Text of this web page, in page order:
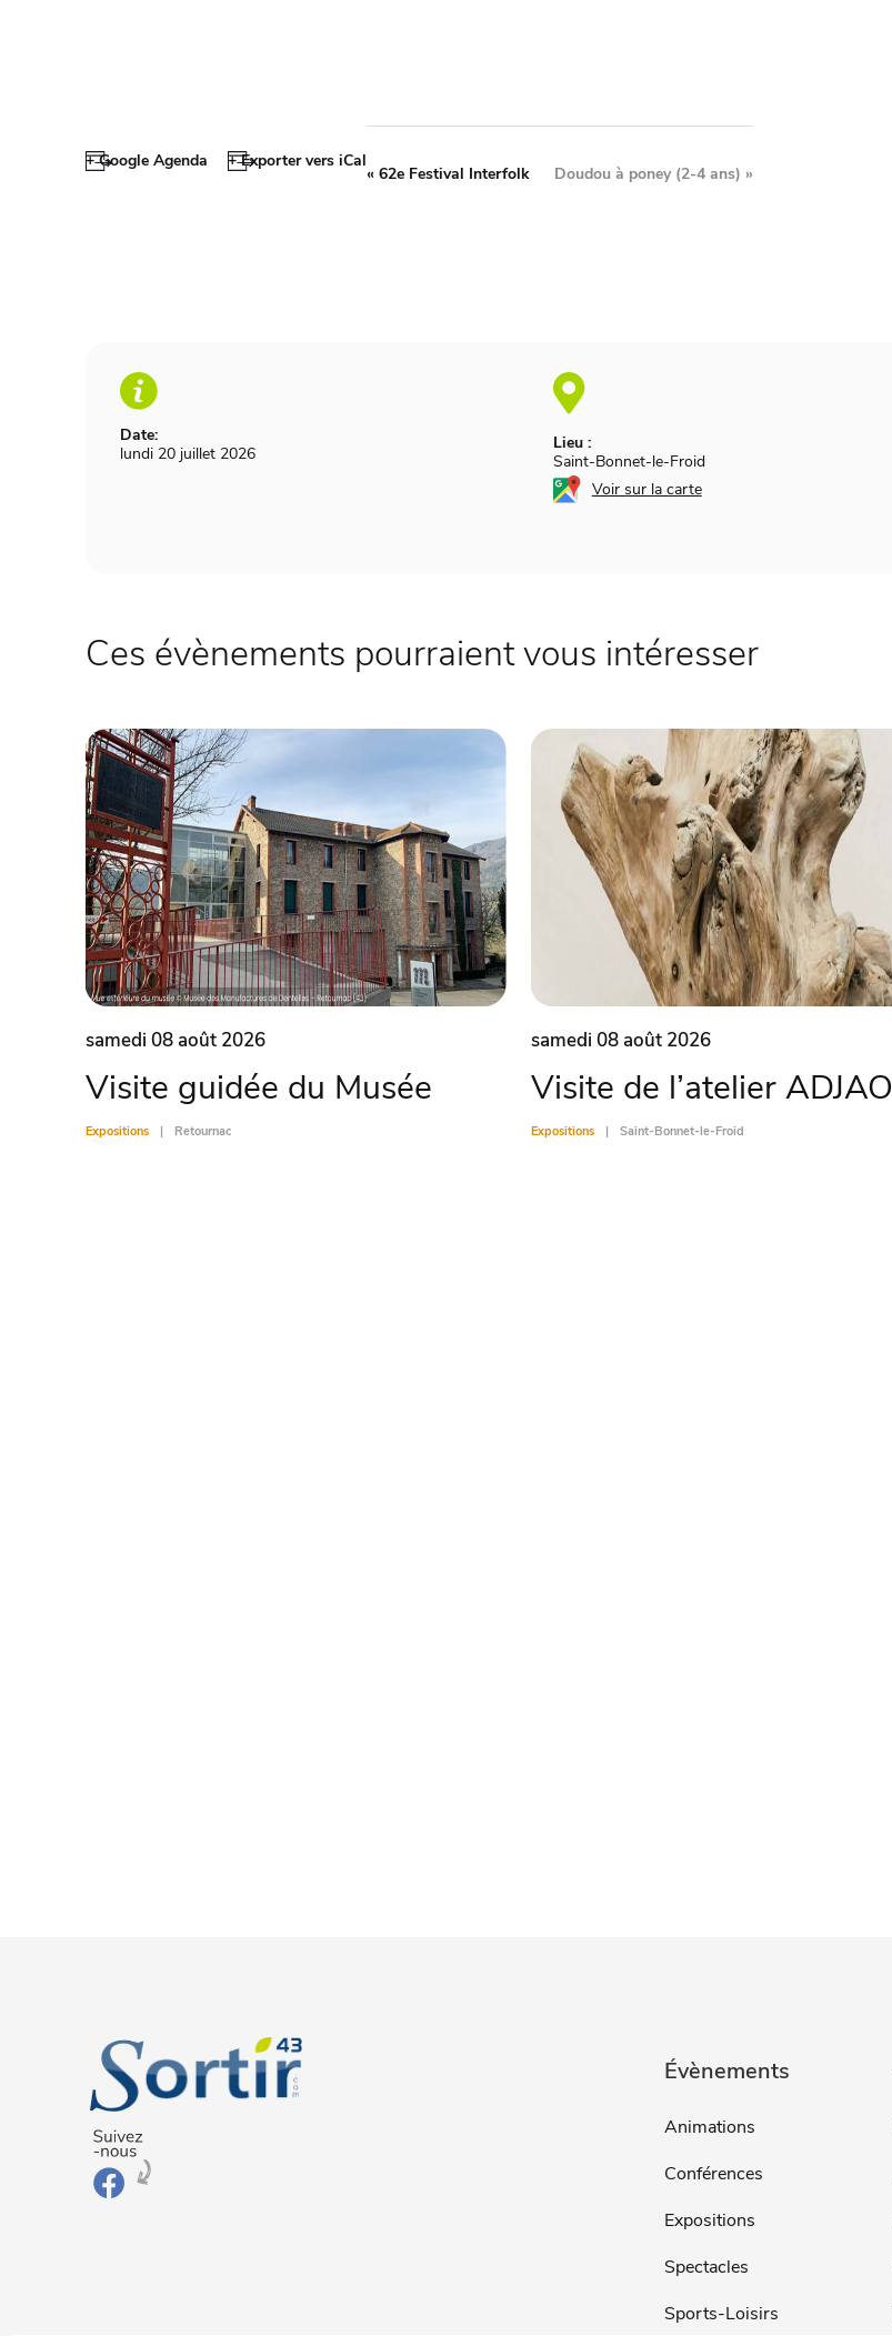
+ Google Agenda + Exporter vers iCal
Date:
lundi 20 juillet 2026
Lieu :
Saint-Bonnet-le-Froid
Voir sur la carte
«62e Festival Interfolk Doudou à poney (2-4 ans) »
Ces évènements pourraient vous intéresser
samedi 08 août 2026
Visite guidée du Musée
Expositions Retournac
samedi 08 août 2026
Visite de l’atelier ADJAO
Expositions Saint-Bonnet-le-Froid
Évènements
Animations
Conférences
Expositions
Spectacles
Sports-Loisirs